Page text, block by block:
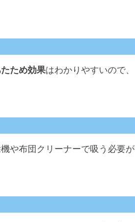
ため効果はわかりやすいので、
や布団クリーナーで吸う必要が